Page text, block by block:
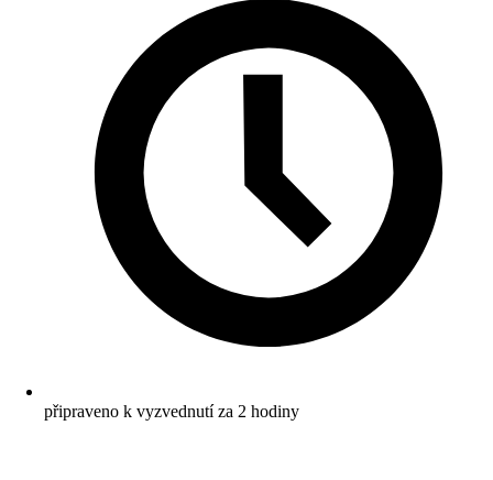
připraveno k vyzvednutí za 2 hodiny